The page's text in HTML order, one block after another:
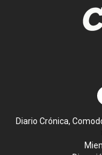
Diario Crónica,